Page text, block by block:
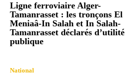
Ligne ferroviaire Alger-
Tamanrasset : les tronçons El
Meniaâ-In Salah et In Salah-
Tamanrasset déclarés d’utilité
publique
National